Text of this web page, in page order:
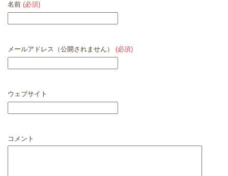
名前 (必須)
メールアドレス（公開されません） (必須)
ウェブサイト
コメント